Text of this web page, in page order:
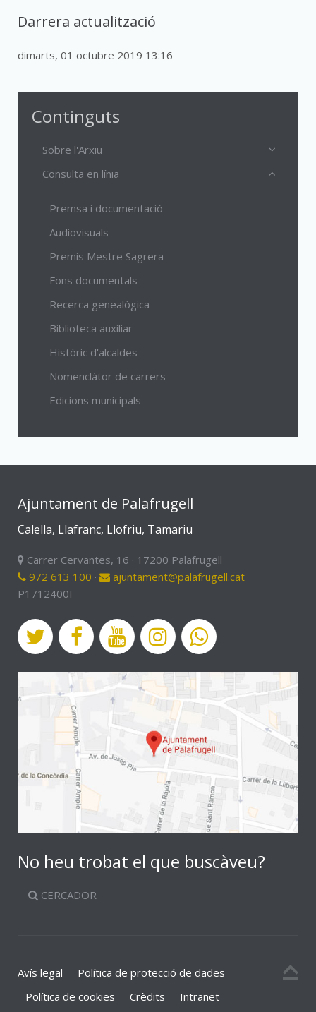
Darrera actualització
dimarts, 01 octubre 2019 13:16
Continguts
Sobre l'Arxiu
Consulta en línia
Premsa i documentació
Audiovisuals
Premis Mestre Sagrera
Fons documentals
Recerca genealògica
Biblioteca auxiliar
Històric d'alcaldes
Nomenclàtor de carrers
Edicions municipals
Ajuntament de Palafrugell
Calella, Llafranc, Llofriu, Tamariu
Carrer Cervantes, 16 · 17200 Palafrugell
972 613 100 ·
ajuntament@palafrugell.cat
P1712400I
No heu trobat el que buscàveu?
CERCADOR
Avís legal
Política de protecció de dades
Política de cookies
Crèdits
Intranet